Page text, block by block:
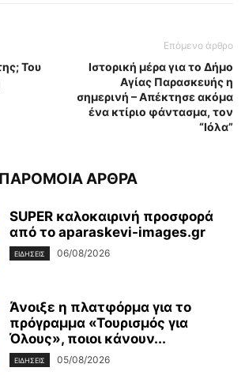
Του
Επόμενο άρθρο
Ιστορική μέρα για το Δήμο
Αγίας Παρασκευής η
σημερινή – Απέκτησε ακόμα
ένα κτίριο φάντασμα, τον
“Ιόλα”
ΠΑΡΟΜΟΙΑ ΑΡΘΡΑ
SUPER καλοκαιρινή προσφορά
από το aparaskevi-images.gr
ΕΙΔΗΣΕΙΣ 06/08/2026
Άνοιξε η πλατφόρμα για το
πρόγραμμα «Τουρισμός για
Όλους», ποιοι κάνουν...
ΕΙΔΗΣΕΙΣ 05/08/2026